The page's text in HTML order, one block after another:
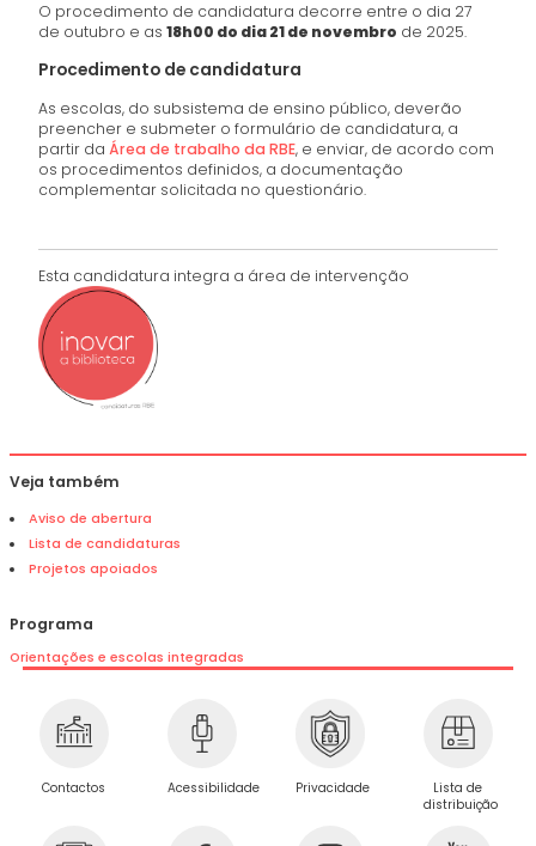
O procedimento de candidatura decorre entre o dia 27
de outubro e as18h00 do dia 21 de novembro de 2025.
Procedimento de candidatura
As escolas, do subsistema de ensino público, deverão
preencher e submeter o formulário de candidatura, a
partir daÁrea de trabalho da RBE, e enviar, de acordo com
os procedimentos definidos, a documentação
complementar solicitada no questionário.
Esta candidatura integra a área de intervenção
Veja também
Aviso de abertura
Lista de candidaturas
Projetos apoiados
Programa
Orientações e escolas integradas
Contactos Acessibilidade Privacidade
Lista de
distribuição